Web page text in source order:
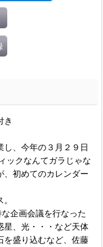
き
し、今年の３月２９日
ックなんてガラじゃな
、初めてのカレンダー
企画会議を行なった
星、光・・・など天体
を盛り込むなど、佐藤